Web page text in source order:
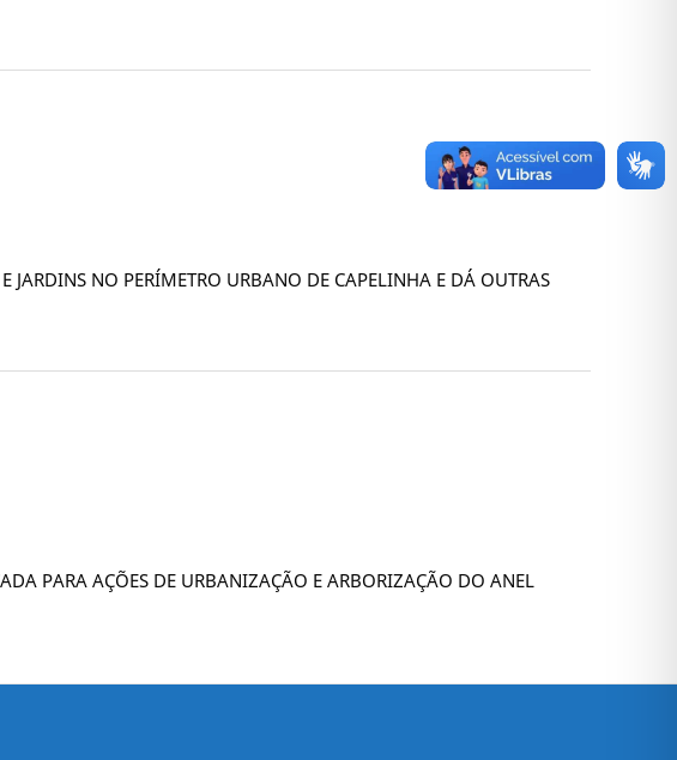
JARDINS NO PERÍMETRO URBANO DE CAPELINHA E DÁ OUTRAS
PARA AÇÕES DE URBANIZAÇÃO E ARBORIZAÇÃO DO ANEL